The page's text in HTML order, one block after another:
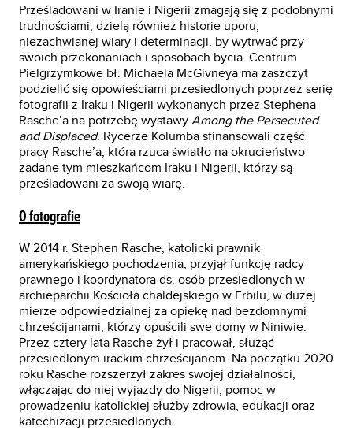
Prześladowani w Iranie i Nigerii zmagają się z podobnymi
trudnościami, dzielą również historie uporu,
niezachwianej wiary i determinacji, by wytrwać przy
swoich przekonaniach i sposobach bycia. Centrum
Pielgrzymkowe bł. Michaela McGivneya ma zaszczyt
podzielić się opowieściami przesiedlonych poprzez serię
fotografii z Iraku i Nigerii wykonanych przez Stephena
Rasche’a na potrzebę wystawyAmong the Persecuted
and Displaced. Rycerze Kolumba sfinansowali część
pracy Rasche’a, która rzuca światło na okrucieństwo
zadane tym mieszkańcom Iraku i Nigerii, którzy są
prześladowani za swoją wiarę.
O fotografie
W 2014 r. Stephen Rasche, katolicki prawnik
amerykańskiego pochodzenia, przyjął funkcję radcy
prawnego i koordynatora ds. osób przesiedlonych w
archieparchii Kościoła chaldejskiego w Erbilu, w dużej
mierze odpowiedzialnej za opiekę nad bezdomnymi
chrześcijanami, którzy opuścili swe domy w Niniwie.
Przez cztery lata Rasche żył i pracował, służąć
przesiedlonym irackim chrześcijanom. Na początku 2020
roku Rasche rozszerzył zakres swojej działalności,
włączając do niej wyjazdy do Nigerii, pomoc w
prowadzeniu katolickiej służby zdrowia, edukacji oraz
katechizacji przesiedlonych.